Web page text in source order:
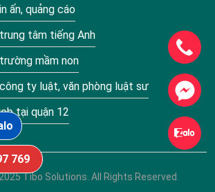
ấn, quảng cáo
tâm tiếng Anh
mầm non
ty luật, văn phòng luật sư
tại quận 12
Tibo Solutions. All Rights Reserved.
769